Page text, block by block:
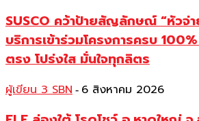
SUSCO คว้าป้ายสัญลักษณ์ “หัวจ่
บริการเข้าร่วมโครงการครบ
ตรง โปร่งใส มั่นใจทุกลิตร
ผู้เขียน 3 SBN - 6 สิงหาคม 2026